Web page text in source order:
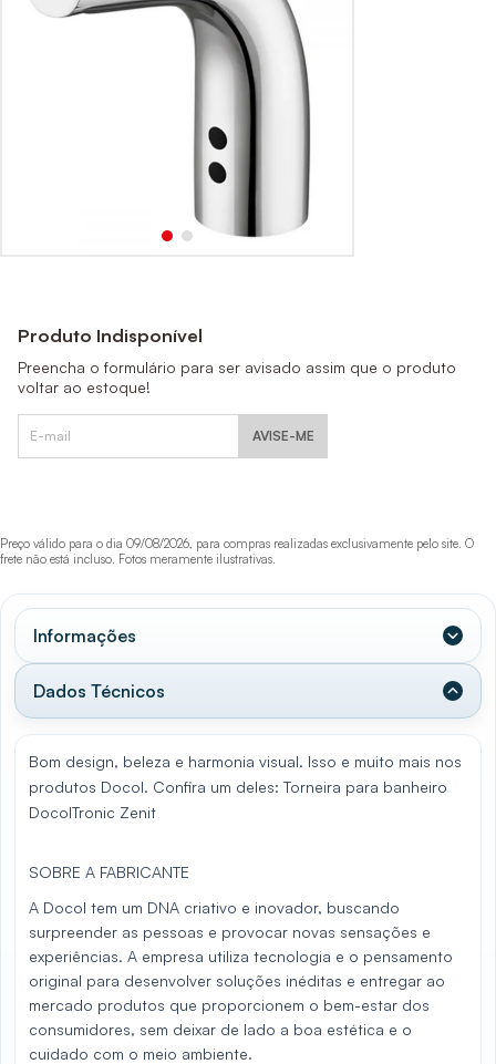
Produto Indisponível
Preencha o formulário para ser avisado assim que o produto
voltar ao estoque!
AVISE-ME
Preço válido para o dia 09/08/2026, para compras realizadas exclusivamente pelo site. O
frete não está incluso. Fotos meramente ilustrativas.
Informações
Dados Técnicos
Bom design, beleza e harmonia visual. Isso e muito mais nos
produtos Docol. Confira um deles: Torneira para banheiro
DocolTronic Zenit
SOBRE A FABRICANTE
A Docol tem um DNA criativo e inovador, buscando
surpreender as pessoas e provocar novas sensações e
experiências. A empresa utiliza tecnologia e o pensamento
original para desenvolver soluções inéditas e entregar ao
mercado produtos que proporcionem o bem-estar dos
consumidores, sem deixar de lado a boa estética e o
cuidado com o meio ambiente.